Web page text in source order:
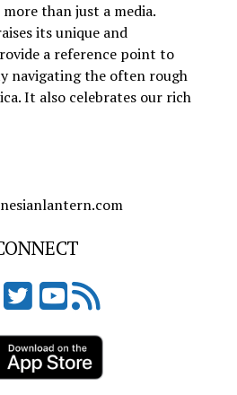
than just a media.
its unique and
a reference point to
navigating the often rough
It also celebrates our rich